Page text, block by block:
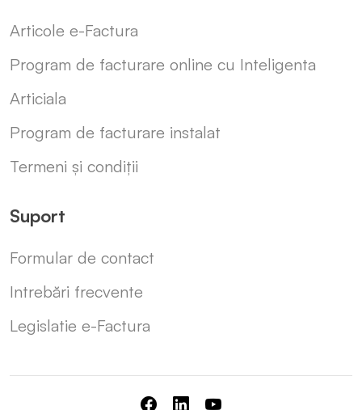
Articole e-Factura
Program de facturare online cu Inteligenta
Articiala
Program de facturare instalat
Termeni și condiții
Suport
Formular de contact
Intrebări frecvente
Legislatie e-Factura